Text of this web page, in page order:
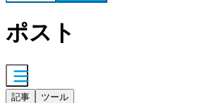
ポスト
記事 ツール